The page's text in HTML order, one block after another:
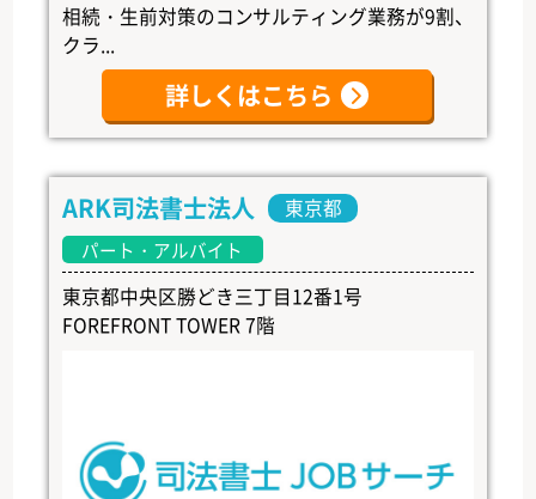
相続・生前対策のコンサルティング業務が9割、
クラ...
詳しくはこちら
ARK司法書士法人 東京都
パート・アルバイト
東京都中央区勝どき三丁目12番1号
FOREFRONT TOWER 7階